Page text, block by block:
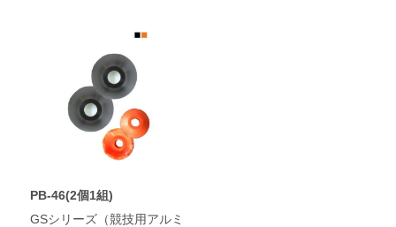
PB-46(2個1組)
GSシリーズ（競技用アルミ